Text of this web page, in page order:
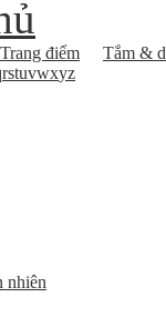
Trang điểm Tắm &
rstuvwxyz
nhiên